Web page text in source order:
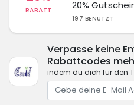
RABATT 20%
197 BENUTZT
Verpasse keine
Rabattcodes
indem du dich für den